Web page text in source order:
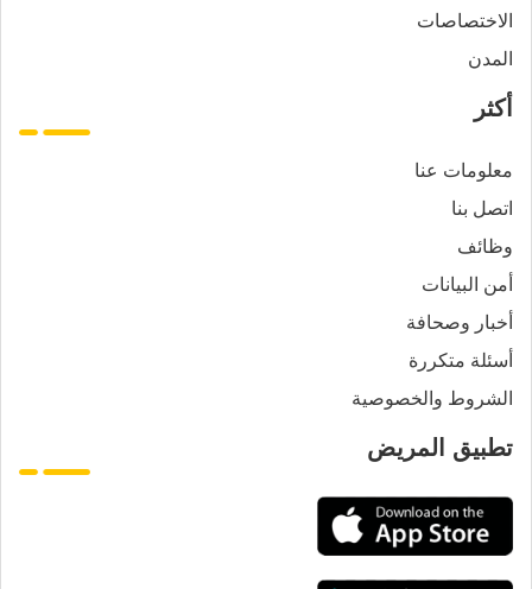
الاختصاصات
المدن
أكثر
معلومات عنا
اتصل بنا
وظائف
أمن البيانات
أخبار وصحافة
أسئلة متكررة
الشروط والخصوصية
تطبيق المريض